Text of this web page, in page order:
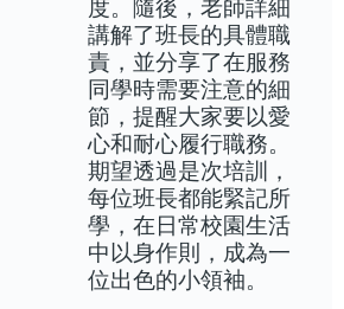
度。隨後，老師詳細
講解了班長的具體職
責，並分享了在服務
同學時需要注意的細
節，提醒大家要以愛
心和耐心履行職務。
期望透過是次培訓，
每位班長都能緊記所
學，在日常校園生活
中以身作則，成為一
位出色的小領袖。